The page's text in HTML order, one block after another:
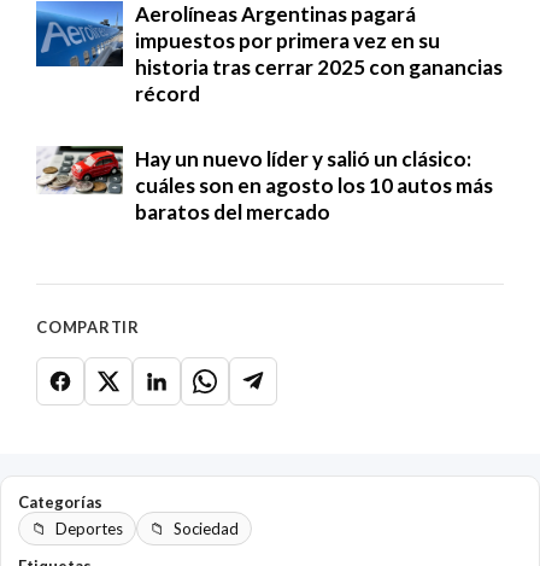
Aerolíneas Argentinas pagará
impuestos por primera vez en su
historia tras cerrar 2025 con ganancias
récord
Hay un nuevo líder y salió un clásico:
cuáles son en agosto los 10 autos más
baratos del mercado
COMPARTIR
Categorías
Deportes
Sociedad